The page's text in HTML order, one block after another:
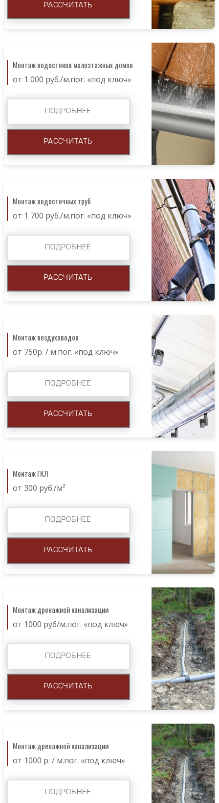
РАССЧИТАТЬ
Монтаж водостоков малоэтажных домов
от 1 000 руб./м.пог. «под ключ»
ПОДРОБНЕЕ
РАССЧИТАТЬ
Монтаж водосточных труб
от 1 700 руб./м.пог. «под ключ»
ПОДРОБНЕЕ
РАССЧИТАТЬ
Монтаж воздуховодов
от 750р. / м.пог. «под ключ»
ПОДРОБНЕЕ
РАССЧИТАТЬ
Монтаж ГКЛ
от 300 руб./м²
ПОДРОБНЕЕ
РАССЧИТАТЬ
Монтаж дренажной канализации
от 1000 руб/м.пог. «под ключ»
ПОДРОБНЕЕ
РАССЧИТАТЬ
Монтаж дренажной канализации
от 1000 р. / м.пог. «под ключ»
ПОДРОБНЕЕ